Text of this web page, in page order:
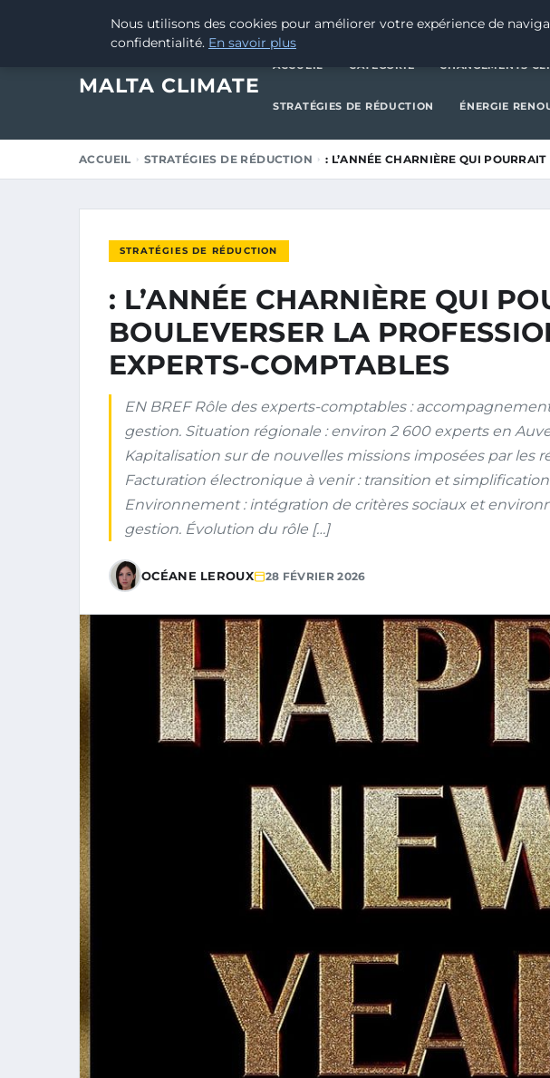
28 FÉVRIER 2026 CATÉGORIE
MALTA CLIMATE
ACCUEIL CATÉGORIE CHANGEMENTS
STRATÉGIES DE RÉDUCTION ÉNERGIE
ACCUEIL STRATÉGIES DE RÉDUCTION : L’ANNÉE CHARNIÈRE QUI
STRATÉGIES DE RÉDUCTION
: L’ANNÉE CHARNIÈRE QUI
BOULEVERSER LA
EXPERTS-COMPTABLES
EN BREF Rôle des experts-comptables :
gestion. Situation régionale : environ 2 600 experts en
Kapitalisation sur de nouvelles missions imposées par les
Facturation électronique à venir : transition et
Environnement : intégration de critères sociaux et
gestion. Évolution du rôle […]
OCÉANE LEROUX 28 FÉVRIER 2026
Nous utilisons des cookies pour améliorer votre expérience de
confidentialité. En savoir plus